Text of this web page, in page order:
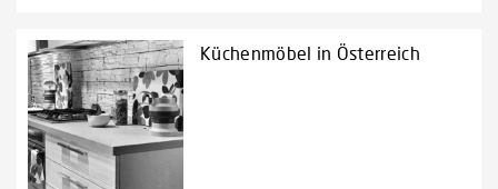
Küchenmöbel in Österreich